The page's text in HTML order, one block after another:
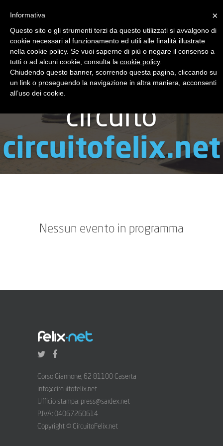
Toggle
Eventi del
circuito
circuitofelix.net
Nessun evento in programma
Corso Giannone, 62 81100 Caserta
info@circuitofelix.net
Ufficio stampa: press@sardex.net
P.IVA: 04067260614
Copyright © CircuitoFelix.net
×
Informativa
Questo sito o gli strumenti terzi da questo utilizzati si avvalgono di
cookie necessari al funzionamento ed utili alle finalità illustrate
nella cookie policy. Se vuoi saperne di più o negare il consenso a
tutti o ad alcuni cookie, consulta la cookie policy.
Chiudendo questo banner, scorrendo questa pagina, cliccando su
un link o proseguendo la navigazione in altra maniera, acconsenti
all’uso dei cookie.